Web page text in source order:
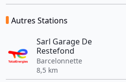
Autres Stations
Sarl Garage De
Restefond
Barcelonnette
8,5 km